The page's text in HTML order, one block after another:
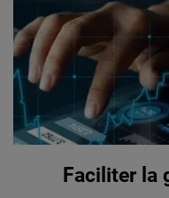
Faciliter la